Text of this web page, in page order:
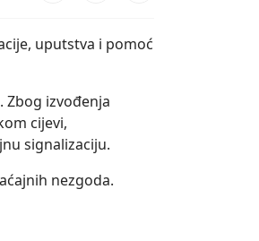
uputstva i pomoć
Zbog izvođenja
cijevi,
signalizaciju.
nezgoda.